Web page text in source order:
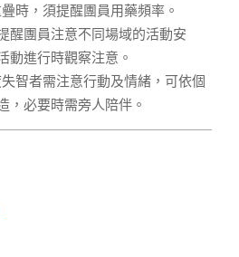
時，須提醒團員用藥頻率。
醒團員注意不同場域的活動安
動進行時觀察注意。
智者需注意行動及情緒，可依個
，必要時需旁人陪伴。